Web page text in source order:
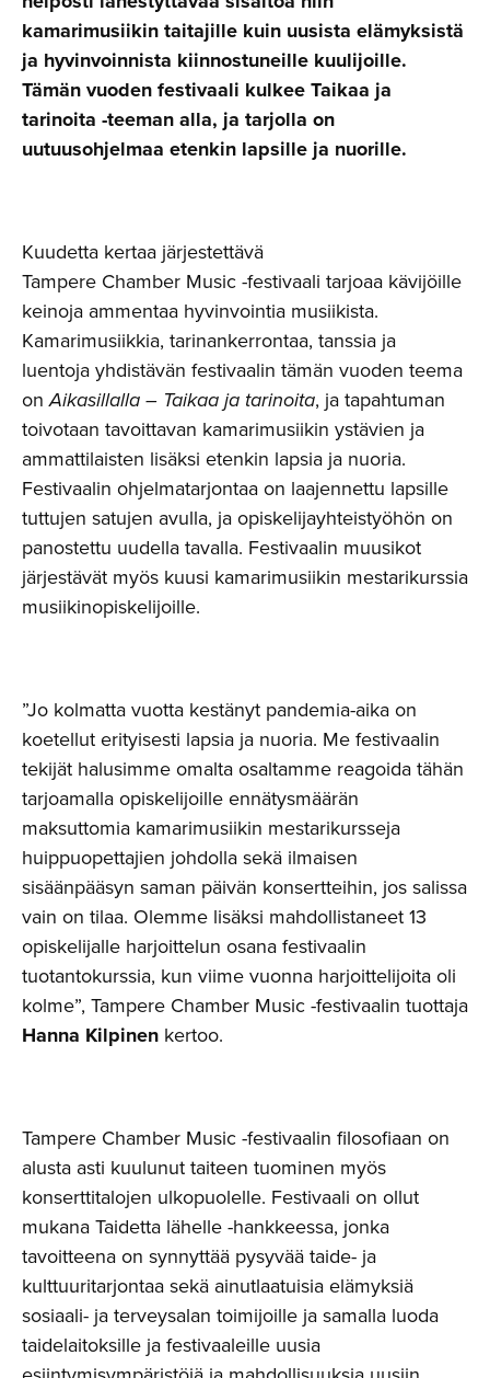
kamarimusiikin taitajille kuin uusista elämyksistä
ja hyvinvoinnista kiinnostuneille kuulijoille.
Tämän vuoden festivaali kulkee Taikaa ja
tarinoita -teeman alla, ja tarjolla on
uutuusohjelmaa etenkin lapsille ja nuorille.
Kuudetta kertaa järjestettävä
Tampere Chamber Music -festivaali tarjoaa kävijöille
keinoja ammentaa hyvinvointia musiikista.
Kamarimusiikkia, tarinankerrontaa, tanssia ja
luentoja yhdistävän festivaalin tämän vuoden teema
onAikasillalla – Taikaa ja tarinoita, ja tapahtuman
toivotaan tavoittavan kamarimusiikin ystävien ja
ammattilaisten lisäksi etenkin lapsia ja nuoria.
Festivaalin ohjelmatarjontaa on laajennettu lapsille
tuttujen satujen avulla, ja opiskelijayhteistyöhön on
panostettu uudella tavalla. Festivaalin muusikot
järjestävät myös kuusi kamarimusiikin mestarikurssia
musiikinopiskelijoille.
”Jo kolmatta vuotta kestänyt pandemia-aika on
koetellut erityisesti lapsia ja nuoria. Me festivaalin
tekijät halusimme omalta osaltamme reagoida tähän
tarjoamalla opiskelijoille ennätysmäärän
maksuttomia kamarimusiikin mestarikursseja
huippuopettajien johdolla sekä ilmaisen
sisäänpääsyn saman päivän konsertteihin, jos salissa
vain on tilaa. Olemme lisäksi mahdollistaneet 13
opiskelijalle harjoittelun osana festivaalin
tuotantokurssia, kun viime vuonna harjoittelijoita oli
kolme”, Tampere Chamber Music -festivaalin tuottaja
Hanna Kilpinen kertoo.
Tampere Chamber Music -festivaalin filosofiaan on
alusta asti kuulunut taiteen tuominen myös
konserttitalojen ulkopuolelle. Festivaali on ollut
mukana Taidetta lähelle -hankkeessa, jonka
tavoitteena on synnyttää pysyvää taide- ja
kulttuuritarjontaa sekä ainutlaatuisia elämyksiä
sosiaali- ja terveysalan toimijoille ja samalla luoda
taidelaitoksille ja festivaaleille uusia